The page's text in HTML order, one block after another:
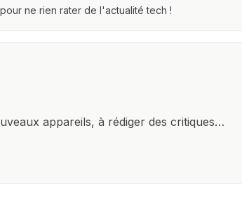
pour ne rien rater de l'actualité tech !
appareils, à rédiger des critiques
et à interviewer des acteurs clés de